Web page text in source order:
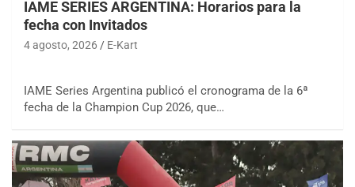
IAME SERIES ARGENTINA: Horarios para la
fecha con Invitados
4 agosto, 2026 E-Kart
IAME Series Argentina publicó el cronograma de la 6ª
fecha de la Champion Cup 2026, que…